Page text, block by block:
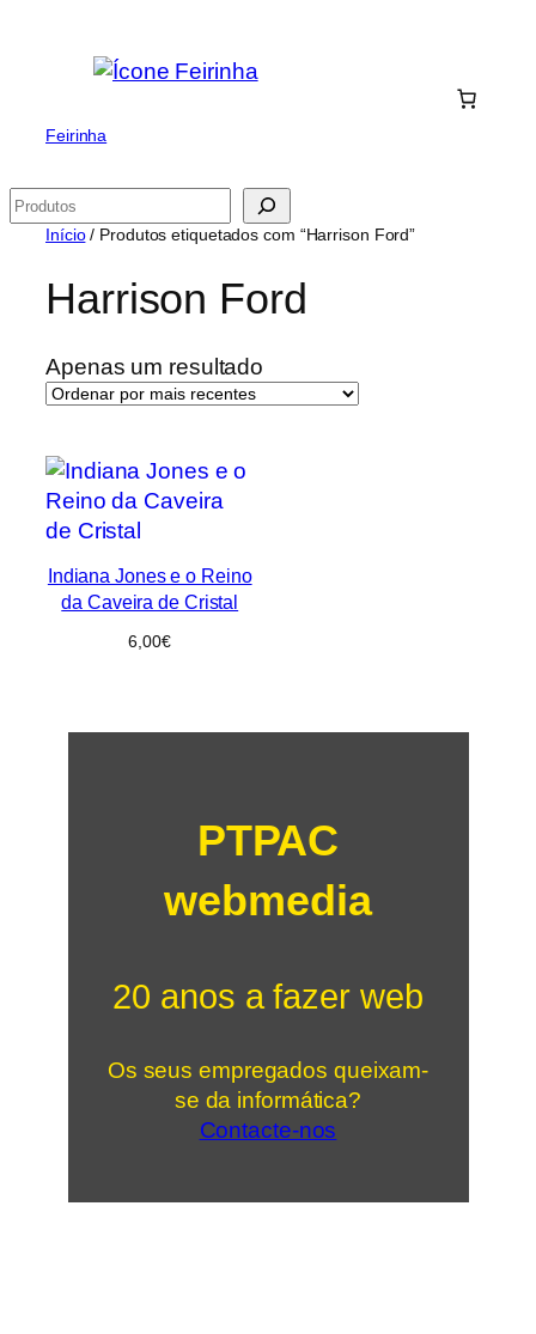
Feirinha
Pesquisar
Início/ Produtos etiquetados com “Harrison Ford”
Harrison Ford
Apenas um resultado
Indiana Jones e o Reino
da Caveira de Cristal
6,00€
PTPAC
webmedia
20 anos a fazer web
Os seus empregados queixam-
se da informática?
Contacte-nos